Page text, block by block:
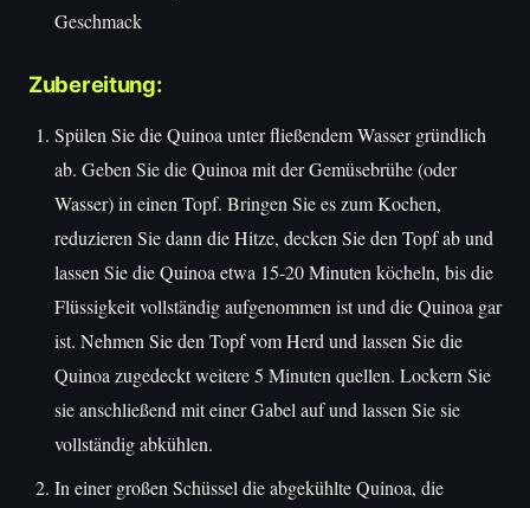
Geschmack
Zubereitung:
Spülen Sie die Quinoa unter fließendem Wasser gründlich
ab. Geben Sie die Quinoa mit der Gemüsebrühe (oder
Wasser) in einen Topf. Bringen Sie es zum Kochen,
reduzieren Sie dann die Hitze, decken Sie den Topf ab und
lassen Sie die Quinoa etwa 15-20 Minuten köcheln, bis die
Flüssigkeit vollständig aufgenommen ist und die Quinoa gar
ist. Nehmen Sie den Topf vom Herd und lassen Sie die
Quinoa zugedeckt weitere 5 Minuten quellen. Lockern Sie
sie anschließend mit einer Gabel auf und lassen Sie sie
vollständig abkühlen.
In einer großen Schüssel die abgekühlte Quinoa, die